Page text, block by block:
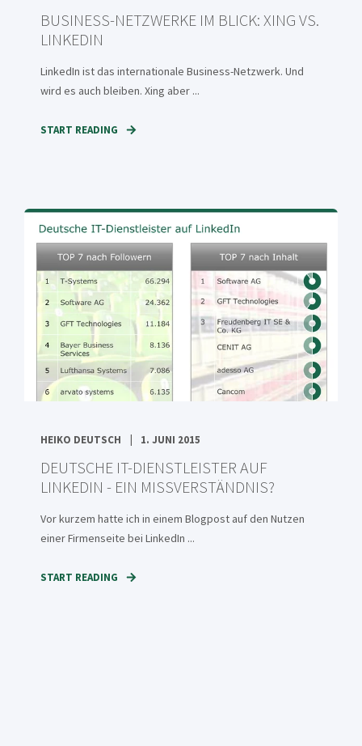
BUSINESS-NETZWERKE IM BLICK: XING VS.
LINKEDIN
LinkedIn ist das internationale Business-Netzwerk. Und
wird es auch bleiben. Xing aber ...
START READING
HEIKO DEUTSCH 1. JUNI 2015
DEUTSCHE IT-DIENSTLEISTER AUF
LINKEDIN - EIN MISSVERSTÄNDNIS?
Vor kurzem hatte ich in einem Blogpost auf den Nutzen
einer Firmenseite bei LinkedIn ...
START READING